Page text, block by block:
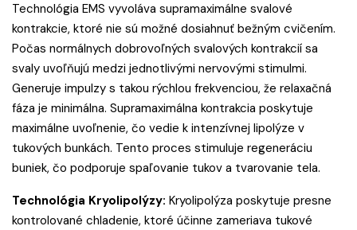
Technológia EMS vyvoláva supramaximálne svalové
kontrakcie, ktoré nie sú možné dosiahnuť bežným cvičením.
Počas normálnych dobrovoľných svalových kontrakcií sa
svaly uvoľňujú medzi jednotlivými nervovými stimulmi.
Generuje impulzy s takou rýchlou frekvenciou, že relaxačná
fáza je minimálna. Supramaximálna kontrakcia poskytuje
maximálne uvoľnenie, čo vedie k intenzívnej lipolýze v
tukových bunkách. Tento proces stimuluje regeneráciu
buniek, čo podporuje spaľovanie tukov a tvarovanie tela.
Technológia Kryolipolýzy: Kryolipolýza poskytuje presne
kontrolované chladenie, ktoré účinne zameriava tukové